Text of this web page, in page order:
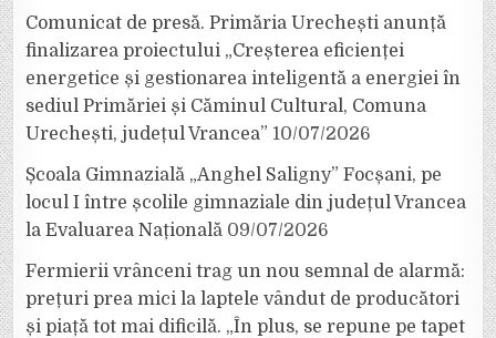
Comunicat de presă. Primăria Urechești anunță
finalizarea proiectului „Creșterea eficienței
energetice și gestionarea inteligentă a energiei în
sediul Primăriei și Căminul Cultural, Comuna
Urechești, județul Vrancea” 10/07/2026
Școala Gimnazială „Anghel Saligny” Focșani, pe
locul I între școlile gimnaziale din județul Vrancea
la Evaluarea Națională 09/07/2026
Fermierii vrânceni trag un nou semnal de alarmă:
prețuri prea mici la laptele vândut de producători
și piață tot mai dificilă. „În plus, se repune pe tapet